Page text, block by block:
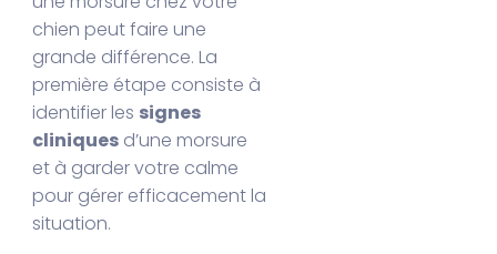
chien peut faire une
grande différence. La
première étape consiste à
identifier les signes
cliniques d’une morsure
et à garder votre calme
pour gérer efficacement la
situation.